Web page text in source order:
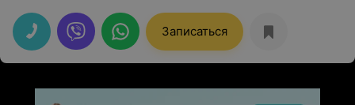
Записаться